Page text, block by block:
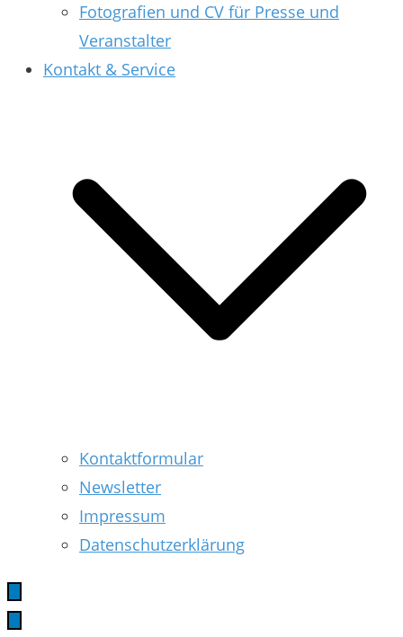
Fotografien und CV für Presse und
Veranstalter
Kontakt & Service
Kontaktformular
Newsletter
Impressum
Datenschutzerklärung